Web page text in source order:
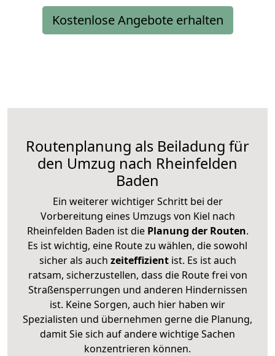
Kostenlose Angebote erhalten
Routenplanung als Beiladung für
den Umzug nach Rheinfelden
Baden
Ein weiterer wichtiger Schritt bei der
Vorbereitung eines Umzugs von Kiel nach
Rheinfelden Baden ist diePlanung der Routen.
Es ist wichtig, eine Route zu wählen, die sowohl
sicher als auch zeiteffizientist. Es ist auch
ratsam, sicherzustellen, dass die Route frei von
Straßensperrungen und anderen Hindernissen
ist. Keine Sorgen, auch hier haben wir
Spezialisten und übernehmen gerne die Planung,
damit Sie sich auf andere wichtige Sachen
konzentrieren können.